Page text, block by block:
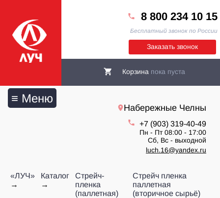
8 800 234 10 15
Бесплатный звонок по России
Заказать звонок
Набережные Челны
+7 (903) 319-40-49
Пн - Пт 08:00 - 17:00
Сб, Вс - выходной
luch.16@yandex.ru
≡ Меню
Корзина пока пуста
«ЛУЧ» Каталог
Стрейч-
пленка
(паллетная)
Стрейч пленка
паллетная
(вторичное сырьё)